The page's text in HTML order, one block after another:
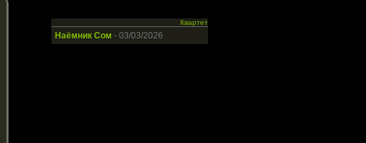
Квартет
Наёмник Сом - 03/03/2026